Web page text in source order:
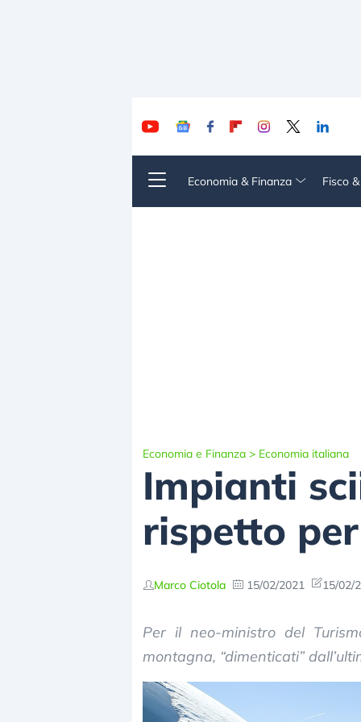
Economia & Finanza Fisco
Economia e Finanza > Economia italiana
Impianti
rispetto
Marco Ciotola 15/02/2021 15/02/
Per il neo-ministro del
montagna, “dimenticati”